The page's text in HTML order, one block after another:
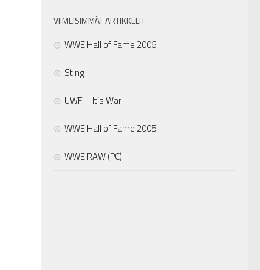
VIIMEISIMMÄT ARTIKKELIT
WWE Hall of Fame 2006
Sting
UWF – It’s War
WWE Hall of Fame 2005
WWE RAW (PC)